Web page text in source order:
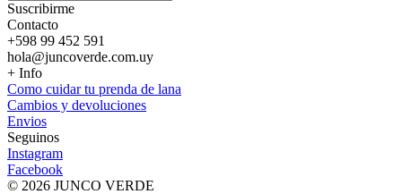
Suscribirme
Contacto
+598 99 452 591
hola@juncoverde.com.uy
+ Info
Como cuidar tu prenda de lana
Cambios y devoluciones
Envios
Seguinos
Instagram
Facebook
© 2026 JUNCO VERDE